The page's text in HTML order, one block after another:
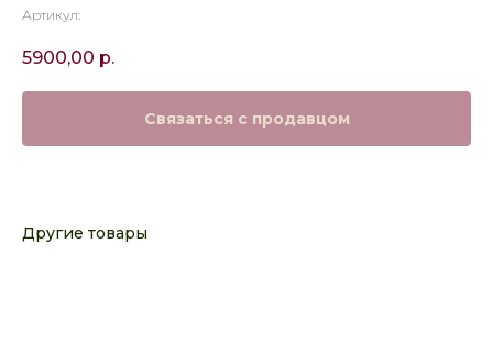
Артикул:
5900,00 р.
Связаться с продавцом
Другие товары